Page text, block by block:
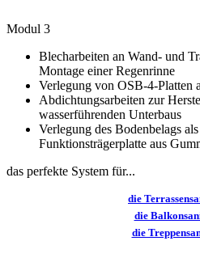
Modul 3
Blecharbeiten an Wand- und
Montage einer Regenrinne
Verlegung von OSB-4-Platten
Abdichtungsarbeiten zur
wasserführenden Unterbaus
Verlegung des Bodenbelags
Funktionsträgerplatte aus
das perfekte System für...
die
die
die